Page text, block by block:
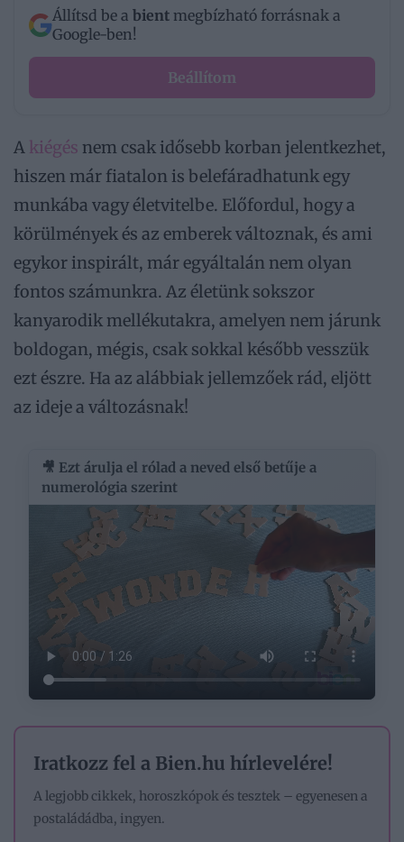
Állítsd be a bient megbízható forrásnak a
Google-ben!
Beállítom
A kiégés nem csak idősebb korban jelentkezhet,
hiszen már fiatalon is belefáradhatunk egy
munkába vagy életvitelbe. Előfordul, hogy a
körülmények és az emberek változnak, és ami
egykor inspirált, már egyáltalán nem olyan
fontos számunkra. Az életünk sokszor
kanyarodik mellékutakra, amelyen nem járunk
boldogan, mégis, csak sokkal később vesszük
ezt észre. Ha az alábbiak jellemzőek rád, eljött
az ideje a változásnak!
🎥 Ezt árulja el rólad a neved első betűje a
numerológia szerint
Iratkozz fel a Bien.hu hírlevelére!
A legjobb cikkek, horoszkópok és tesztek – egyenesen a
postaládádba, ingyen.